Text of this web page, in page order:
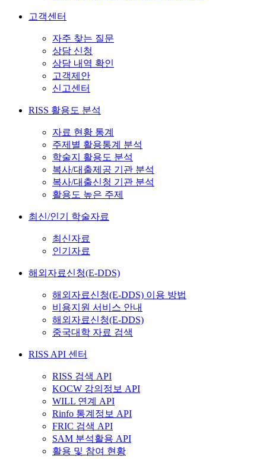
고객센터
자주 찾는 질문
상담 신청
상담 내역 확인
고객제안
신고센터
RISS 활용도 분석
자료 현황 통계
주제별 활용통계 분석
학술지 활용도 분석
복사/대출제공 기관 분석
복사/대출신청 기관 분석
활용도 높은 주제
최신/인기 학술자료
최신자료
인기자료
해외자료신청(E-DDS)
해외자료신청(E-DDS) 이용 방법
비용지원 서비스 안내
해외자료신청(E-DDS)
중국대학 자료 검색
RISS API 센터
RISS 검색 API
KOCW 강의정보 API
WILL 연계 API
Rinfo 통계정보 API
FRIC 검색 API
SAM 분석활용 API
활용 및 참여 현황